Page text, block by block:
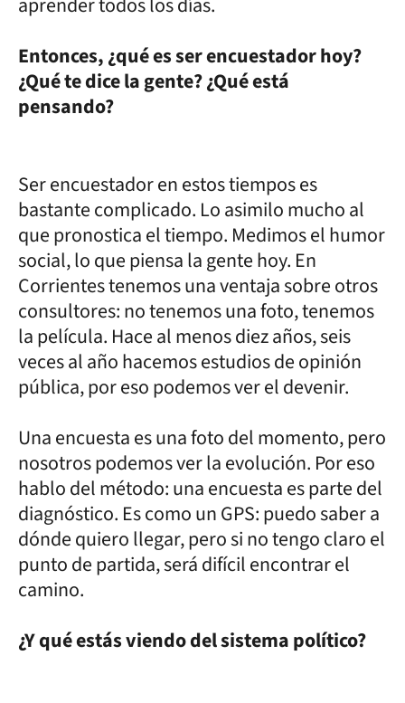
Entonces, ¿qué es ser encuestador hoy?
¿Qué te dice la gente? ¿Qué está
pensando?
Ser encuestador en estos tiempos es
bastante complicado. Lo asimilo mucho al
que pronostica el tiempo. Medimos el humor
social, lo que piensa la gente hoy. En
Corrientes tenemos una ventaja sobre otros
consultores: no tenemos una foto, tenemos
la película. Hace al menos diez años, seis
veces al año hacemos estudios de opinión
pública, por eso podemos ver el devenir.
Una encuesta es una foto del momento, pero
nosotros podemos ver la evolución. Por eso
hablo del método: una encuesta es parte del
diagnóstico. Es como un GPS: puedo saber a
dónde quiero llegar, pero si no tengo claro el
punto de partida, será difícil encontrar el
camino.
¿Y qué estás viendo del sistema político?